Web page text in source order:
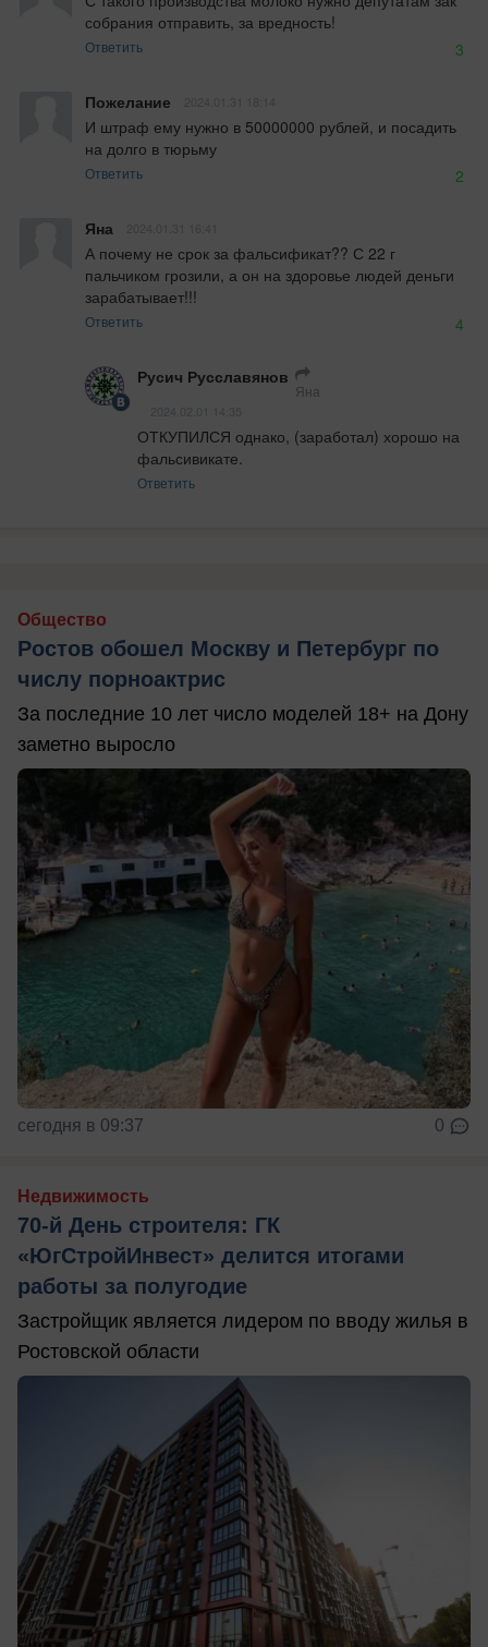
собрания отправить, за вредность!
Ответить 3
Пожелание
И штраф ему нужно в 50000000 рублей, и посадить
на долго в тюрьму
Ответить 2
Яна
А почему не срок за фальсификат?? С 22 г
пальчиком грозили, а он на здоровье людей деньги
зарабатывает!!!
Ответить 4
Русич Русславянов
Яна
ОТКУПИЛСЯ однако, (заработал) хорошо на
фальсивикате.
Ответить
Общество
Ростов обошел Москву и Петербург по
числу порноактрис
За последние 10 лет число моделей 18+ на Дону
заметно выросло
сегодня в 09:37 0
Недвижимость
70-й День строителя: ГК
«ЮгСтройИнвест» делится итогами
работы за полугодие
Застройщик является лидером по вводу жилья в
Ростовской области